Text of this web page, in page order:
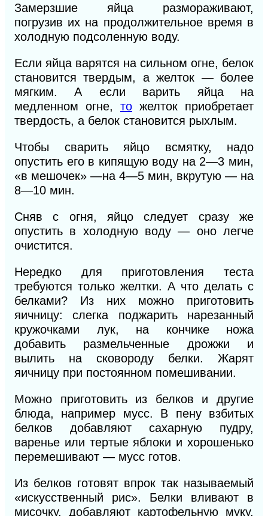
Замерзшие яйца размораживают,
погрузив их на продолжительное время в
холодную подсоленную воду.
Если яйца варятся на сильном огне, белок
становится твердым, а желток — более
мягким. А если варить яйца на
медленном огне, то желток приобретает
твердость, а белок становится рыхлым.
Чтобы сварить яйцо всмятку, надо
опустить его в кипящую воду на 2—3 мин,
«в мешочек» —на 4—5 мин, вкрутую — на
8—10 мин.
Сняв с огня, яйцо следует сразу же
опустить в холодную воду — оно легче
очистится.
Нередко для приготовления теста
требуются только желтки. А что делать с
белками? Из них можно приготовить
яичницу: слегка поджарить нарезанный
кружочками лук, на кончике ножа
добавить размельченные дрожжи и
вылить на сковороду белки. Жарят
яичницу при постоянном помешивании.
Можно приготовить из белков и другие
блюда, например мусс. В пену взбитых
белков добавляют сахарную пудру,
варенье или тертые яблоки и хорошенько
перемешивают — мусс готов.
Из белков готовят впрок так называемый
«искусственный рис». Белки вливают в
мисочку, добавляют картофельную муку,